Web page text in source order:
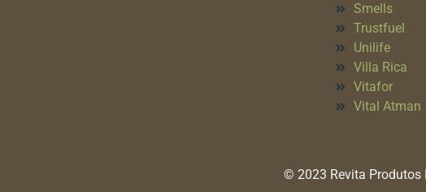
Smells
Trustfuel
Unilife
Villa Rica
Vitafor
Vital Atman
© 2023 Revita Produtos